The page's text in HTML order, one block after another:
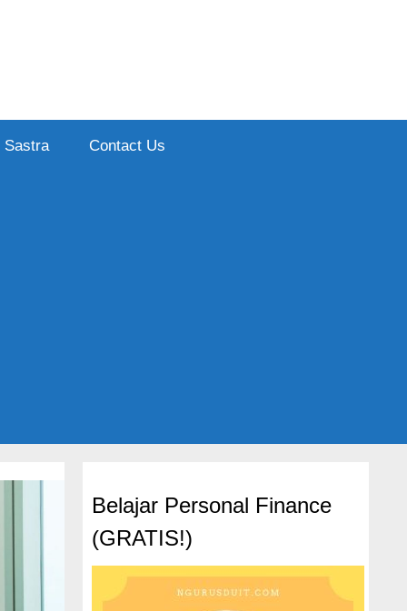
Sastra Contact Us
Belajar Personal Finance
(GRATIS!)